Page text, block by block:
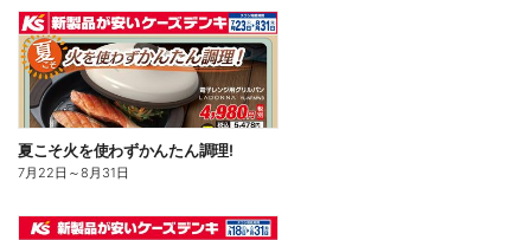
夏こそ火を使わずかんたん調理!
7月22日 ～8月31日